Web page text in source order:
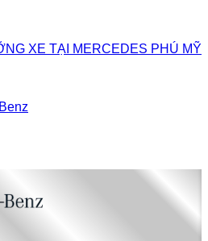
XE TẠI MERCEDES PHÚ MỸ